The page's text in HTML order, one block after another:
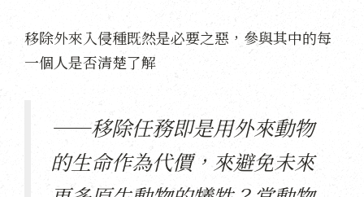
移除外來入侵種既然是必要之惡，參與其中的每
一個人是否清楚了解
——移除任務即是用外來動物
的生命作為代價，來避免未來